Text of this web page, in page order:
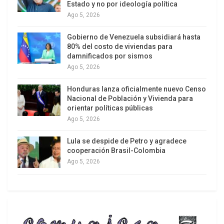
involucrados en criptografía, es solo una muestra
que podría suceder si la incertidumbre financiera
continúa y, en especial, los bancos centrales
rescatistas, como la Reserva Federal (Fed) bajo la
máscombustible a la estanflación aumentando
aún más sus tasas de interés.
Estado y no por ideología política
Ago 5, 2026
Gobierno de Venezuela subsidiará hasta
80% del costo de viviendas para
damnificados por sismos
Ago 5, 2026
Honduras lanza oficialmente nuevo Censo
Nacional de Población y Vivienda para
orientar políticas públicas
Ago 5, 2026
Lula se despide de Petro y agradece
cooperación Brasil-Colombia
Ago 5, 2026